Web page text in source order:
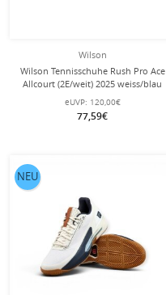
Wilson
Wilson Tennisschuhe Rush Pro Ace
Allcourt (2E/weit) 2025 weiss/blau
Herren
eUVP: 120,00€
77,59€
NEU